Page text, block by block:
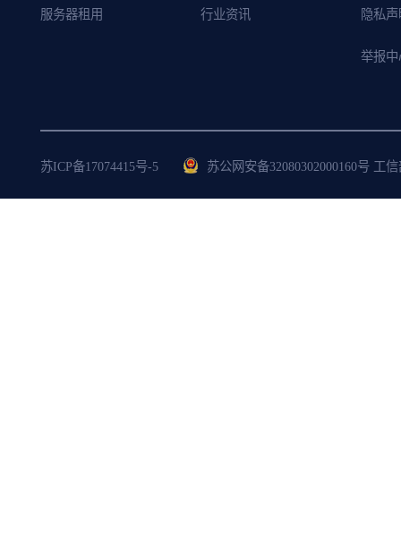
服务器租用 行业资讯 隐私
举报中
苏ICP备17074415号-5 苏公网安备32080302000160号 工